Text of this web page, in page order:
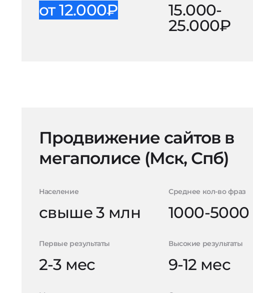
от 12.000₽
15.000-
25.000₽
Продвижение сайтов в
мегаполисе (Мск, Спб)
Население
свыше 3 млн
Среднее кол-во фраз
1000-5000
Первые результаты
2-3 мес
Высокие результаты
9-12 мес